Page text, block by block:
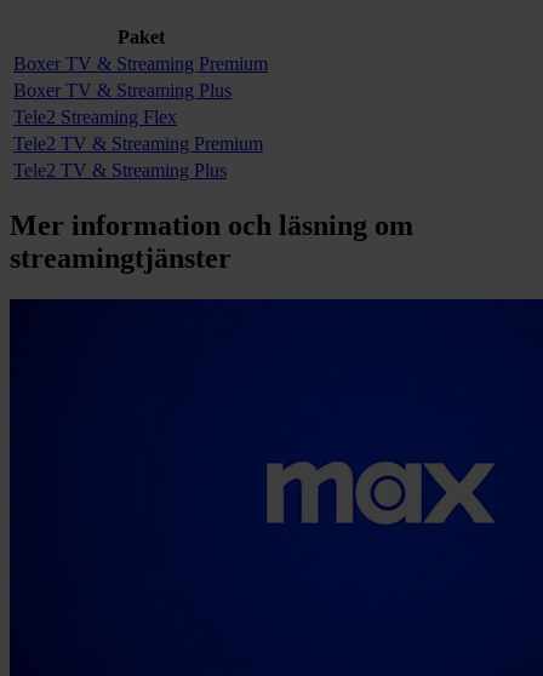
Paket
Boxer TV & Streaming Premium
Boxer TV & Streaming Plus
Tele2 Streaming Flex
Tele2 TV & Streaming Premium
Tele2 TV & Streaming Plus
Mer information och läsning om
streamingtjänster